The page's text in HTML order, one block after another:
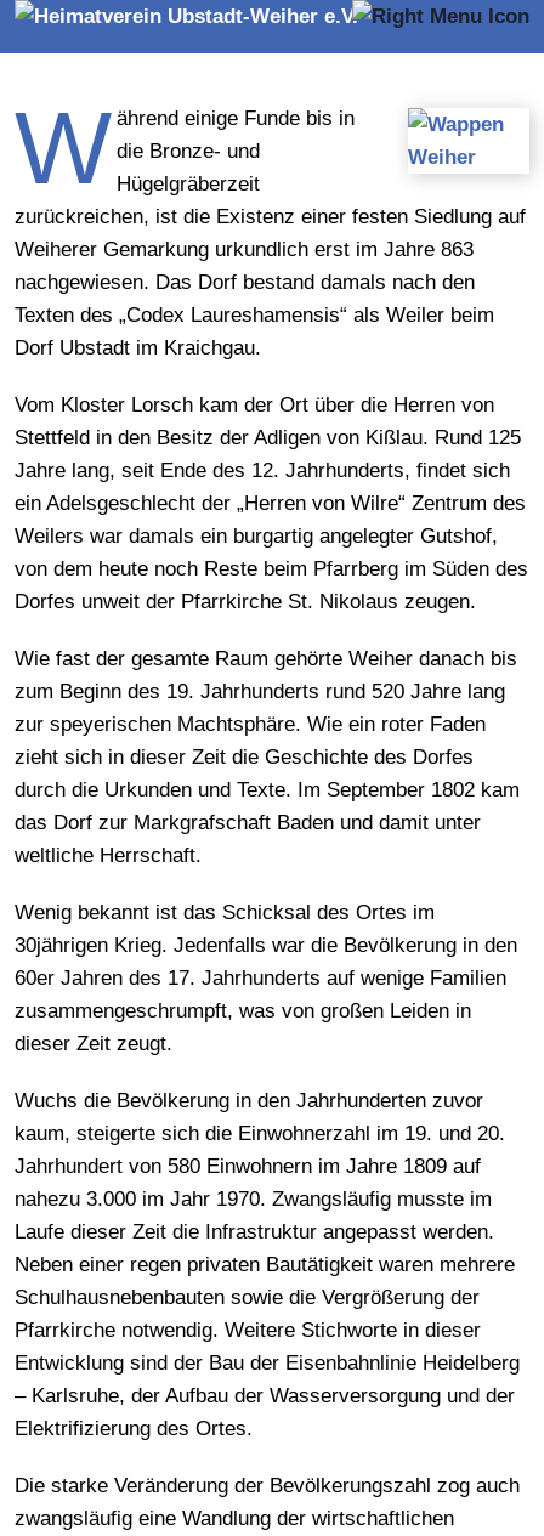
W ährend einige Funde bis in
die Bronze- und
Hügelgräberzeit
zurückreichen, ist die Existenz einer festen Siedlung auf
Weiherer Gemarkung urkundlich erst im Jahre 863
nachgewiesen. Das Dorf bestand damals nach den
Texten des „Codex Laureshamensis“ als Weiler beim
Dorf Ubstadt im Kraichgau.
Vom Kloster Lorsch kam der Ort über die Herren von
Stettfeld in den Besitz der Adligen von Kißlau. Rund 125
Jahre lang, seit Ende des 12. Jahrhunderts, findet sich
ein Adelsgeschlecht der „Herren von Wilre“ Zentrum des
Weilers war damals ein burgartig angelegter Gutshof,
von dem heute noch Reste beim Pfarrberg im Süden des
Dorfes unweit der Pfarrkirche St. Nikolaus zeugen.
Wie fast der gesamte Raum gehörte Weiher danach bis
zum Beginn des 19. Jahrhunderts rund 520 Jahre lang
zur speyerischen Machtsphäre. Wie ein roter Faden
zieht sich in dieser Zeit die Geschichte des Dorfes
durch die Urkunden und Texte. Im September 1802 kam
das Dorf zur Markgrafschaft Baden und damit unter
weltliche Herrschaft.
Wenig bekannt ist das Schicksal des Ortes im
30jährigen Krieg. Jedenfalls war die Bevölkerung in den
60er Jahren des 17. Jahrhunderts auf wenige Familien
zusammengeschrumpft, was von großen Leiden in
dieser Zeit zeugt.
Wuchs die Bevölkerung in den Jahrhunderten zuvor
kaum, steigerte sich die Einwohnerzahl im 19. und 20.
Jahrhundert von 580 Einwohnern im Jahre 1809 auf
nahezu 3.000 im Jahr 1970. Zwangsläufig musste im
Laufe dieser Zeit die Infrastruktur angepasst werden.
Neben einer regen privaten Bautätigkeit waren mehrere
Schulhausnebenbauten sowie die Vergrößerung der
Pfarrkirche notwendig. Weitere Stichworte in dieser
Entwicklung sind der Bau der Eisenbahnlinie Heidelberg
– Karlsruhe, der Aufbau der Wasserversorgung und der
Elektrifizierung des Ortes.
Die starke Veränderung der Bevölkerungszahl zog auch
zwangsläufig eine Wandlung der wirtschaftlichen